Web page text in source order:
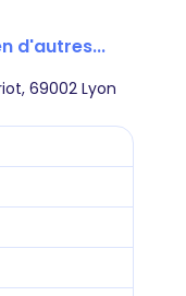
d'autres...
69002 Lyon